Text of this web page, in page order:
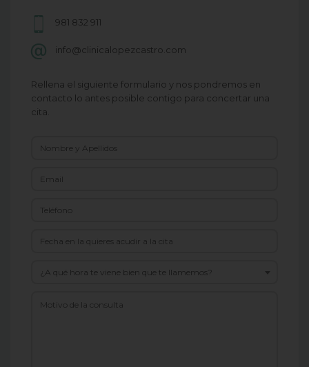
981 832 911
info@clinicalopezcastro.com
Rellena el siguiente formulario y nos pondremos en
contacto lo antes posible contigo para concertar una
cita.
¿A qué hora te viene bien que te llamemos?